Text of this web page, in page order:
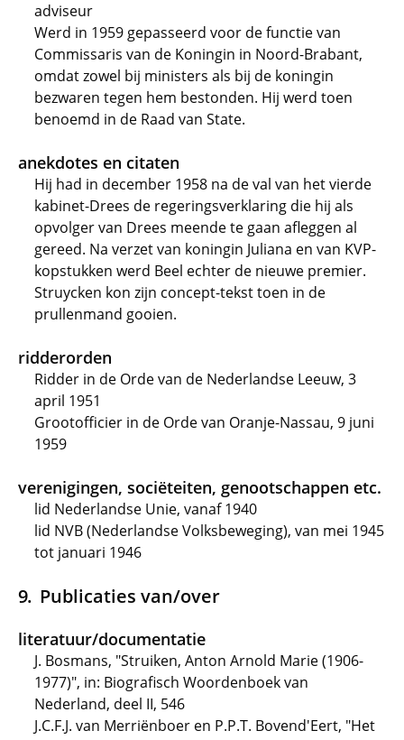
adviseur
Werd in 1959 gepasseerd voor de functie van
Commissaris van de Koningin in Noord-Brabant,
omdat zowel bij ministers als bij de koningin
bezwaren tegen hem bestonden. Hij werd toen
benoemd in de Raad van State.
anekdotes en citaten
Hij had in december 1958 na de val van het vierde
kabinet-Drees de regeringsverklaring die hij als
opvolger van Drees meende te gaan afleggen al
gereed. Na verzet van koningin Juliana en van KVP-
kopstukken werd Beel echter de nieuwe premier.
Struycken kon zijn concept-tekst toen in de
prullenmand gooien.
ridderorden
Ridder in de Orde van de Nederlandse Leeuw, 3
april 1951
Grootofficier in de Orde van Oranje-Nassau, 9 juni
1959
verenigingen, sociëteiten, genootschappen etc.
lid Nederlandse Unie, vanaf 1940
lid NVB (Nederlandse Volksbeweging), van mei 1945
tot januari 1946
Publicaties van/over
literatuur/documentatie
J. Bosmans, "Struiken, Anton Arnold Marie (1906-
1977)", in: Biografisch Woordenboek van
Nederland, deel II, 546
J.C.F.J. van Merriënboer en P.P.T. Bovend'Eert, "Het